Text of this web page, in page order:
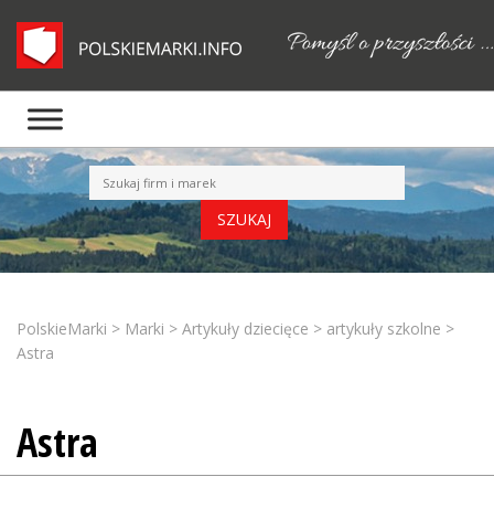
PolskieMarki > Marki > Artykuły dziecięce > artykuły szkolne >
Astra
Astra